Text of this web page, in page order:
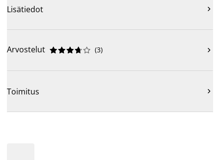
Lisätiedot 
Arvostelut 




 (3) 
Toimitus 